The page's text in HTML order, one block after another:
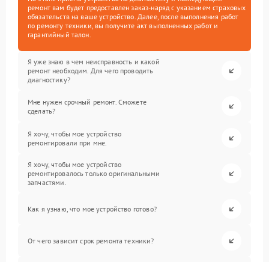
ремонт вам будет предоставлен заказ-наряд с указанием страховых
обязательств на ваше устройство. Далее, после выполнения работ
по ремонту техники, вы получите акт выполненных работ и
гарантийный талон.
Я уже знаю в чем неисправность и какой
ремонт необходим. Для чего проводить
диагностику?
Мне нужен срочный ремонт. Сможете
сделать?
Я хочу, чтобы мое устройство
ремонтировали при мне.
Я хочу, чтобы мое устройство
ремонтировалось только оригинальными
запчастями.
Как я узнаю, что мое устройство готово?
От чего зависит срок ремонта техники?